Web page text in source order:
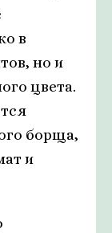
в
но и
цвета.
борща,
и